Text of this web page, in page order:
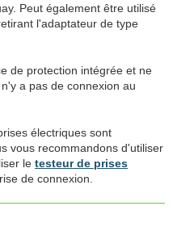
Peut également être utilisé
l'adaptateur de type
de protection intégrée et ne
a pas de connexion au
électriques sont
vous recommandons d'utiliser
le testeur de prises
de connexion.